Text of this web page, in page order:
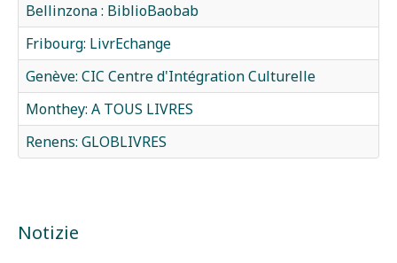
Bellinzona : BiblioBaobab
Fribourg: LivrEchange
Genève: CIC Centre d'Intégration Culturelle
Monthey: A TOUS LIVRES
Renens: GLOBLIVRES
Notizie